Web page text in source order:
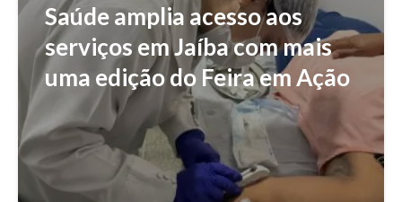
Saúde amplia acesso aos
serviços em Jaíba com mais
uma edição do Feira em Ação